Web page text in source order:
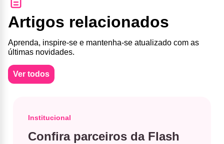
Artigos relacionados
Aprenda, inspire-se e mantenha-se atualizado com as
últimas novidades.
Ver todos
Institucional
Confira parceiros da Flash